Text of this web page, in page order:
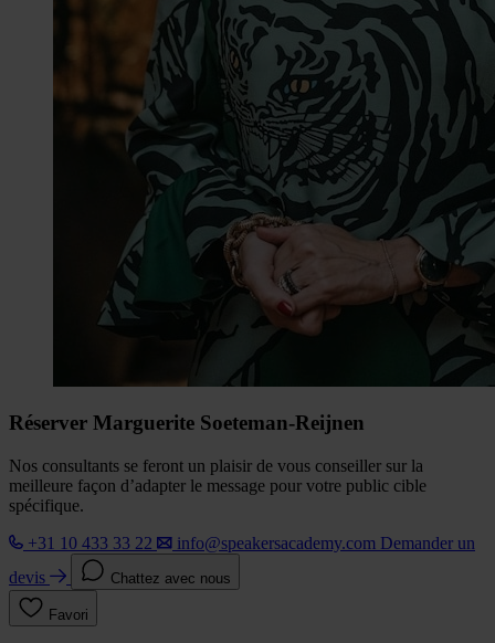
Réserver Marguerite Soeteman-Reijnen
Nos consultants se feront un plaisir de vous conseiller sur la
meilleure façon d’adapter le message pour votre public cible
spécifique.
+31 10 433 33 22
info@speakersacademy.com Demander un
devis
Chattez avec nous
Favori